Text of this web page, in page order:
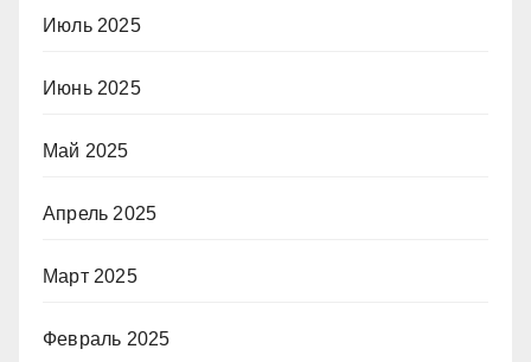
Июль 2025
Июнь 2025
Май 2025
Апрель 2025
Март 2025
Февраль 2025